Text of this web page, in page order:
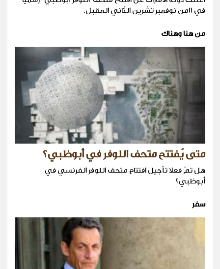
في ١١من نوفمبر تشرين الثاني المقبل.
من هنا وهناك
متى يُفتتح متحف اللوفر في أبوظبي؟
هل تمّ فعلا تأجيل افتتاح متحف اللوفر الفرنسي في
أبوظبي؟
سفر